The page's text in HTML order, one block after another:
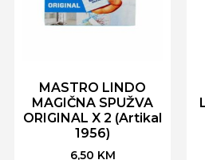
MASTRO LINDO
MAGIČNA SPUŽVA
ORIGINAL X 2 (Artikal
1956)
6,50 KM